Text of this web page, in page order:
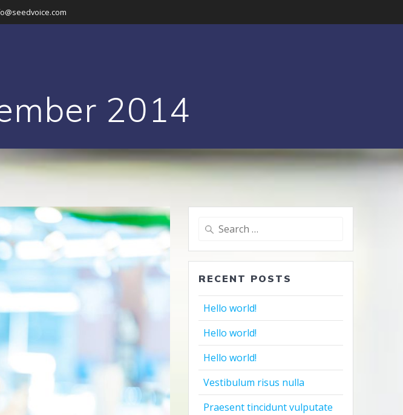
2014
Search
RECENT POSTS
Hello world!
Hello world!
Hello world!
Vestibulum risus nulla
Praesent tincidunt vulputate